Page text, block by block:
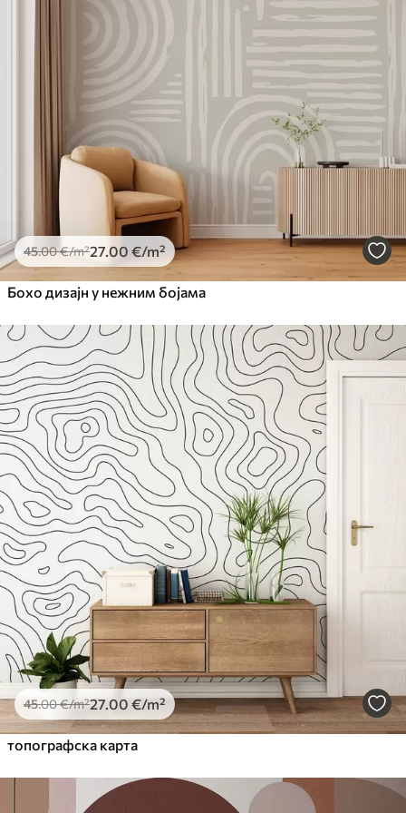
45.00€/m²27 .00 €/m²
Бохо дизајн у нежним бојама
45.00€/m²27.00 €/m²
топографска карта